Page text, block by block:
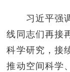
习近平强调
线同志们再接
科学研究，接
推动空间科学